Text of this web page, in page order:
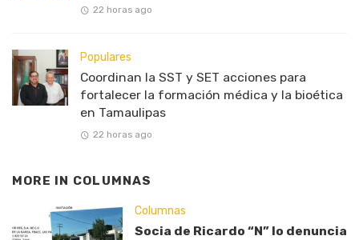
22 horas ago
Populares
Coordinan la SST y SET acciones para
fortalecer la formación médica y la bioética
en Tamaulipas
22 horas ago
MORE IN COLUMNAS
Columnas
Socia de Ricardo “N” lo denuncia